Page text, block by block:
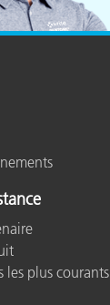
les plus courants